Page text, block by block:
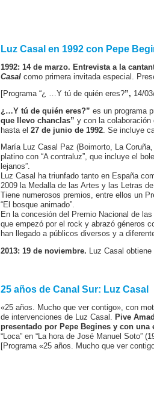
Luz Casal en 1992 con Pepe
1992: 14 de marzo. Entrevista a la
Casal como primera invitada especial.
[Programa “¿ …Y tú de quién eres?”, 14/
¿…Y tú de quién eres?” es un programa
que llevo chanclas” y con la colaboración
hasta el 27 de junio de 1992 . Se incluye
María Luz Casal Paz (Boimorto, La Coruña,
platino con “A contraluz”, que incluye el
lejanos”.
Luz Casal ha triunfado tanto en España
2009 la Medalla de las Artes y las Letras
Tiene numerosos premios, entre ellos un
“El bosque animado”.
En la concesión del Premio Nacional de
que empezó por el rock y abrazó géneros
han llegado a públicos diversos y a
2013: 19 de noviembre. Luz Casal
25 años de Canal Sur: Luz Casal
«25 años. Mucho que ver contigo», con
de intervenciones de Luz Casal. Pive
presentado por Pepe Begines y con
“Loca” en “La hora de José Manuel Soto”
[Programa «25 años. Mucho que ver